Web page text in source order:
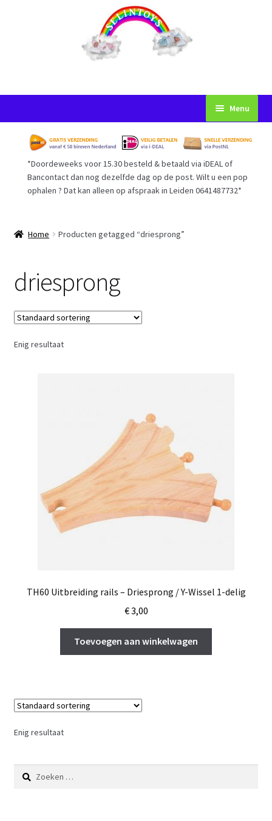
naar
navigatie
inhoud
Menu
Startpagina
Voorwaarden
Afrekenen
*Doordeweeks voor 15.30 besteld & betaald via iDEAL of
Bancontact dan nog dezelfde dag op de post. Wilt u een pop
ophalen ? Dat kan alleen op afspraak in Leiden 0641487732*
Home Producten getagged “driesprong”
driesprong
Enig resultaat
TH60 Uitbreiding rails – Driesprong / Y-Wissel 1-delig
€3,00
Toevoegen aan winkelwagen
Enig resultaat
Zoeken
naar: